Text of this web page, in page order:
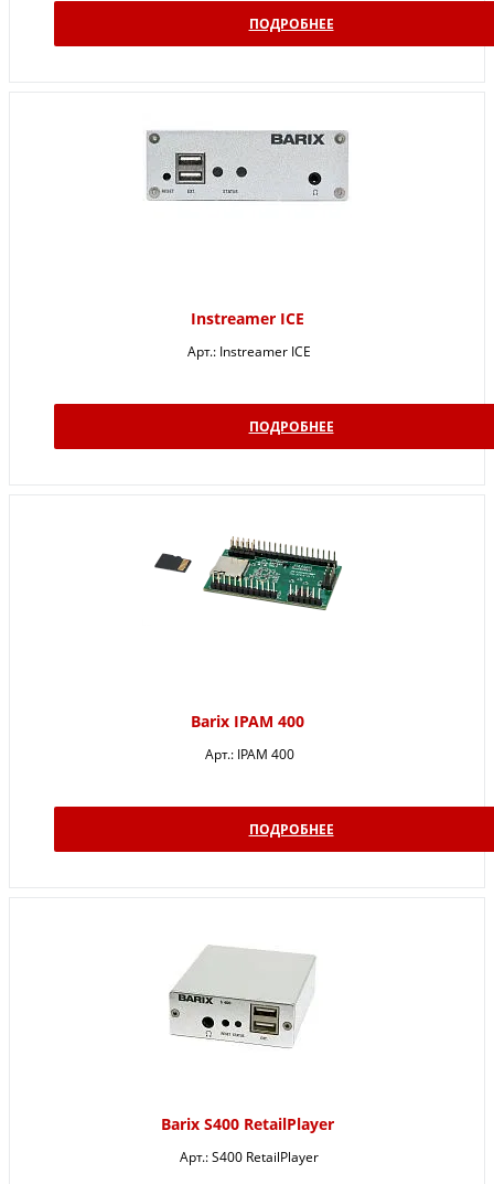
ПОДРОБНЕЕ
Instreamer ICE
Арт.: Instreamer ICE
ПОДРОБНЕЕ
Barix IPAM 400
Арт.:IPAM 400
ПОДРОБНЕЕ
Barix S400 RetailPlayer
Арт.:S400 RetailPlayer